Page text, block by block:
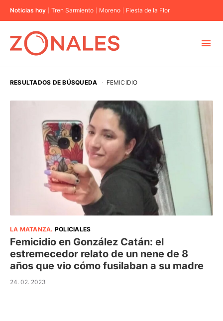
Noticias hoy Tren Sarmiento Moreno Fiesta de la Flor
CABA
BUENOS AIRES
ELECCIONES 2023
RESULTADOS DE BÚSQUEDA · FEMICIDIO
LA MATANZA. POLICIALES
Femicidio en González Catán: el
estremecedor relato de un nene de 8
años que vio cómo fusilaban a su madre
24. 02. 2023